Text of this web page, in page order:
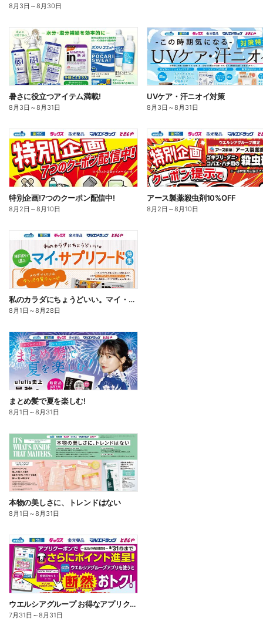
8月3日 ～8月30日
暑さに役立つアイテム満載!
8月3日 ～8月31日
UVケア・汗ニオイ対策
8月3日 ～8月31日
特別企画!7つのクーポン配信中!
8月2日 ～8月10日
アース製薬殺虫剤10%OFF
8月2日 ～8月10日
私のカラダにちょうどいい。マイ・サプリフード
8月1日 ～8月28日
まとめ髪で夏を楽しむ!
8月1日 ～8月31日
本物の美しさに、トレンドはない
8月1日 ～8月31日
ウエルシアグループ お得なアプリクーポン
7月31日 ～8月31日